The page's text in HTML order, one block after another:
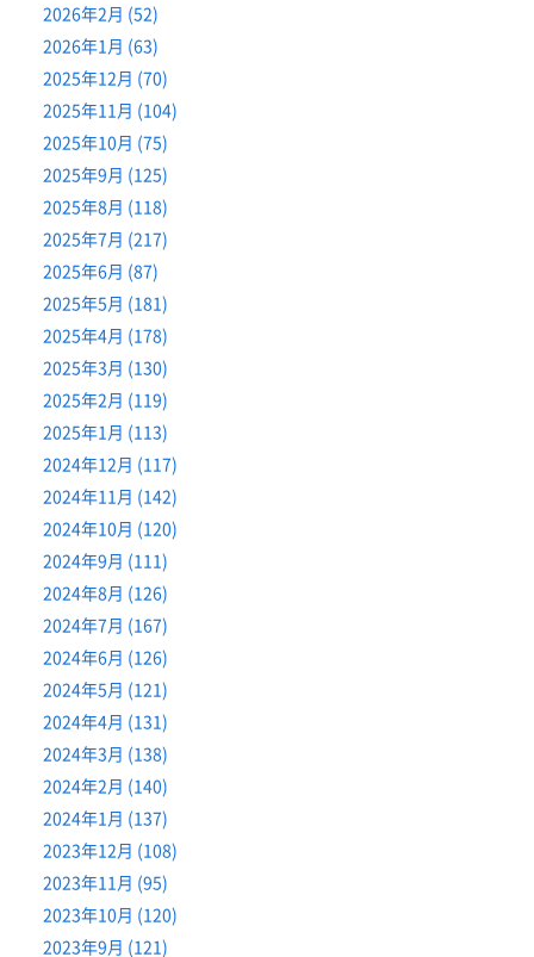
2026年2月 (52)
2026年1月 (63)
2025年12月 (70)
2025年11月 (104)
2025年10月 (75)
2025年9月 (125)
2025年8月 (118)
2025年7月 (217)
2025年6月 (87)
2025年5月 (181)
2025年4月 (178)
2025年3月 (130)
2025年2月 (119)
2025年1月 (113)
2024年12月 (117)
2024年11月 (142)
2024年10月 (120)
2024年9月 (111)
2024年8月 (126)
2024年7月 (167)
2024年6月 (126)
2024年5月 (121)
2024年4月 (131)
2024年3月 (138)
2024年2月 (140)
2024年1月 (137)
2023年12月 (108)
2023年11月 (95)
2023年10月 (120)
2023年9月 (121)